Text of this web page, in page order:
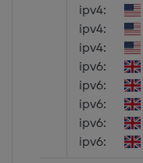
ipv4:
ipv4:
ipv4:
ipv6:
ipv6:
ipv6:
ipv6:
ipv6: